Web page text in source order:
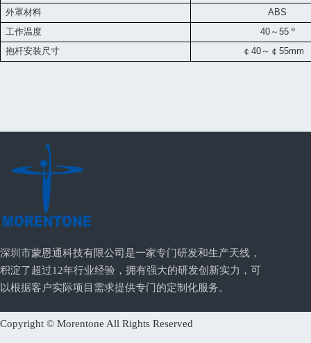
外罩材料
ABS
工作温度
40～ 55º
抱杆安装尺寸
￠ 40～￠ 55mm
深圳市蒙恩通科技有限公司是一家专门研发和生产天线，
积淀了超过12年行业经验，拥有强大的研发创新实力，可
以根据客户实际项目需求提供专门的定制化服务。
Copyright © Morentone All Rights Reserved